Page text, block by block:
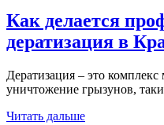
Как делается
дератизация в
Дератизация – это
уничтожение грызунов,
Читать дальше